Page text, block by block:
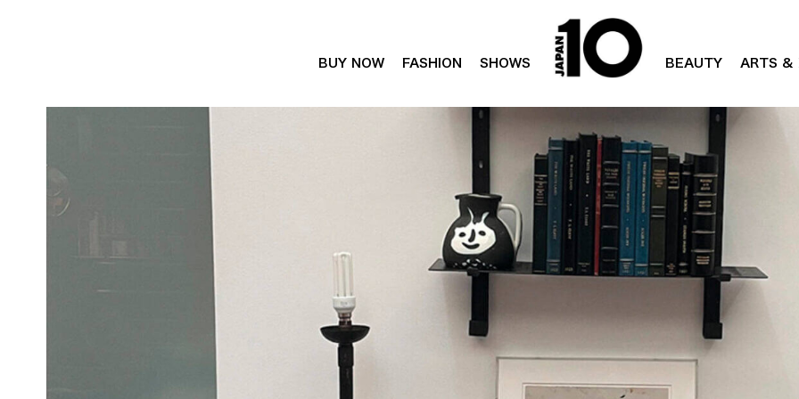
BUY NOW FASHION SHOWS BEAUTY ARTS &